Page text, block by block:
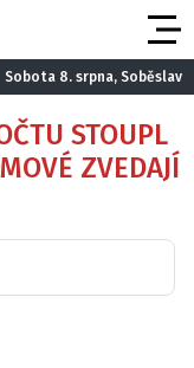
Sobota 8. srpna, Soběslav
STOUPL
ZVEDAJÍ